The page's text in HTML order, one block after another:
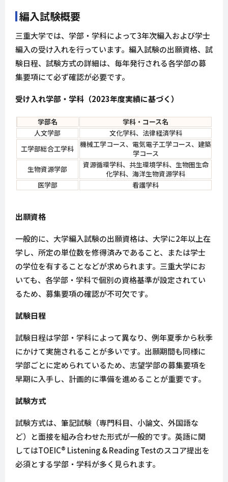
編入試験概要
三重大学では、学部・学科によって3年次編入および学士
編入の受け入れを行っています。編入試験の出願資格、試
験日程、試験方式の詳細は、毎年発行される各学部の募
集要項にて必ず確認が必要です。
受け入れ学部・学科（2023年度実績に基づく）
学部名
学科・コース名
人文学部
文化学科、法律経済学科
工学部総合工学科
機械工学コース、電気電子工学コース、建築
学コース
生物資源学部
資源循環学科、共生環境学科、生物圏生命
化学科、海洋生物資源学科
医学部
看護学科
出願資格
一般的に、大学編入試験の出願資格は、大学に2年以上在
学し、所定の単位数を修得済みであること、または学士
の学位を有することなどが求められます。三重大学にお
いても、各学部・学科で個別の資格基準が設定されてい
るため、募集要項の確認が不可欠です。
試験日程
試験日程は学部・学科によって異なり、例年夏季から秋季
にかけて実施されることが多いです。出願期間も同様に
学部ごとに定められているため、志望学部の募集要項を
早期に入手し、計画的に準備を進めることが重要です。
試験方式
試験方式は、筆記試験（専門科目、小論文、外国語な
ど）と面接を組み合わせた形式が一般的です。英語に関
してはTOEIC® Listening & Reading Testのスコア提出を
必須とする学部・学科が多く見られます。